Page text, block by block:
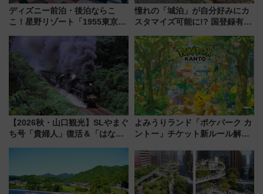
ディズニー前泊・後泊ならこ
こ！星野リゾート「1955東京ベ
つの理由 無料バス＆24時間サー
ビスで混雑回避
憧れの「城泊」が自分好みにカ
スタマイズ可能に!? 国登録有形
にオーダーメイド型の宿泊プラ
ンが誕生！
【2026秋・山口観光】SLやまぐ
ち号「貴婦人」復活＆「はなあ
よみうりランド「ポケパーク カ
ントー」チケット新ルール解
本人確認が11月スタート